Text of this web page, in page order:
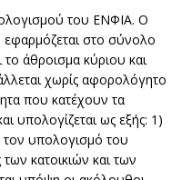
του ΕΝΦΙΑ. Ο
εφαρμόζεται στο σύνολο
το άθροισμα κύριου και
χωρίς αφορολόγητο
που κατέχουν τα
υπολογίζεται ως εξής: 1)
τον υπολογισμό του
κατοικιών και των